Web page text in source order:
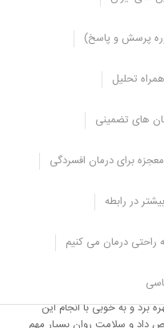
پرسش و پاسخ)
تحلیل
های تضمینی
معجزه برای درمان افسردگی
در رابطه
راحتی درمان می کنیم
است.
بر تمام جنبه های زندگی
نشانه اضطراب و فشار روانی
ای به تحصیل، روابط با
مشاوران و متخصصان کمک
این سن کودکی به پایان می
انتخاب درستی داشته
در جامعه بتواند ارتباط
این سن سلامت روانی او
رفتاری نوجوان به موقع مشخص
از تست های سلامت روان که
برد و به خوبی با انجام این